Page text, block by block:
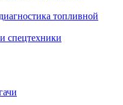
топливной
спецтехники